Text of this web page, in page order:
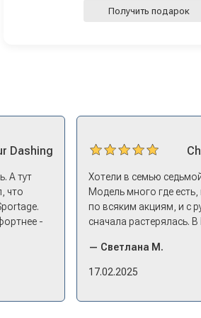
Получить подарок
Dashing
А тут
что
-
- и
Хотели в семью
Модель много где есть,
по всяким акциям, и с
сначала растерялась.
откликнулись.
посмотреть
— Светлана М.
17.02.2025